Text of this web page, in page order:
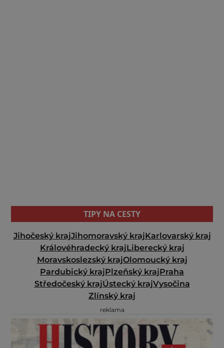
TIPY NA CESTY
Jihočeský krajJihomoravský krajKarlovarský kraj
Královéhradecký krajLiberecký kraj
Moravskoslezský krajOlomoucký kraj
Pardubický krajPlzeňský krajPraha
Středočeský krajÚstecký krajVysočina
Zlínský kraj
reklama